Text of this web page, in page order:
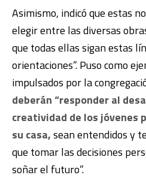
Asimismo, indicó que estas
elegir entre las diversas
que todas ellas sigan estas
orientaciones”. Puso como
impulsados por la
deberán “responder al
creatividad de los jóvenes
su casa,sean entendidos y
que tomar las decisiones
soñar el futuro”.